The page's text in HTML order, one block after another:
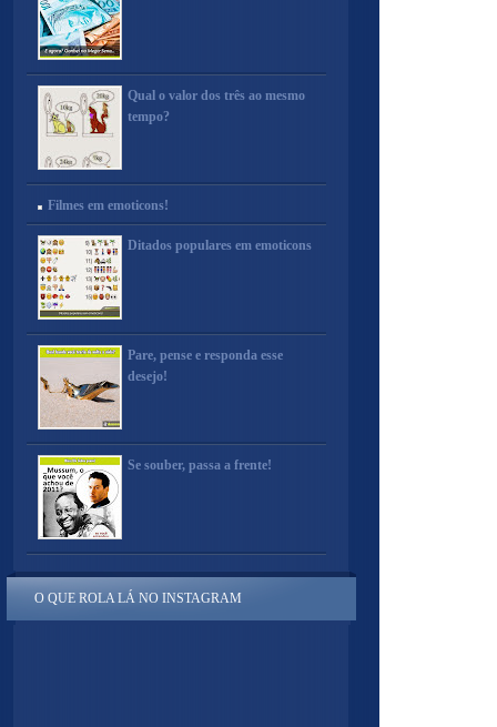
Qual o valor dos três ao mesmo
tempo?
Filmes em emoticons!
Ditados populares em emoticons
Pare, pense e responda esse
desejo!
Se souber, passa a frente!
O QUE ROLA LÁ NO INSTAGRAM